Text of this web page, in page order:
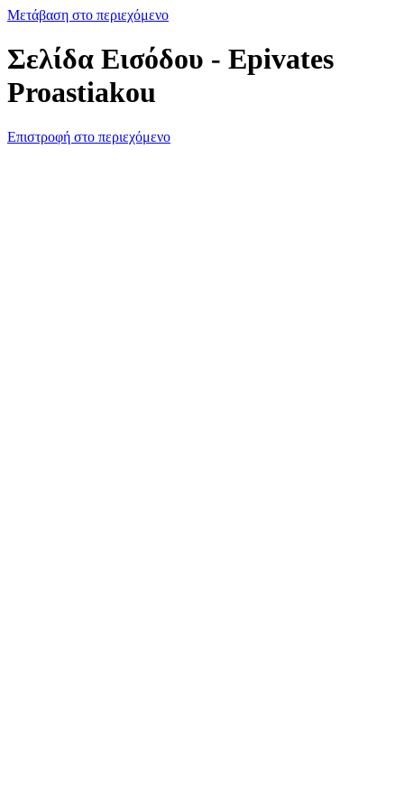
Μετάβαση στο περιεχόμενο
Σελίδα Εισόδου - Epivates
Proastiakou
Επιστροφή στο περιεχόμενο